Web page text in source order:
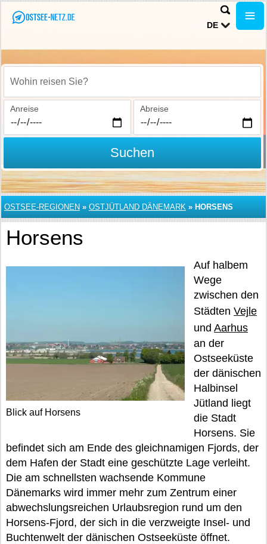
DE
Wohin reisen Sie?
Anreise Abreise
Suchen
OSTSEE-REGIONEN » OSTJÜTLAND DÄNEMARK » HORSENS
Horsens
Blick auf Horsens
Auf halbem
Wege
zwischen den
Städten Vejle
und Aarhus
an der
Ostseeküste
der dänischen
Halbinsel
Jütland liegt
die Stadt
Horsens. Sie
befindet sich am Ende des gleichnamigen Fjords, der
dem Hafen der Stadt eine geschützte Lage verleiht.
Die am schnellsten wachsende Kommune
Dänemarks wird immer mehr zum Zentrum einer
abwechslungsreichen Urlaubsregion rund um den
Horsens-Fjord, der sich in die verzweigte Insel- und
Buchtenwelt der dänischen Ostseeküste öffnet.